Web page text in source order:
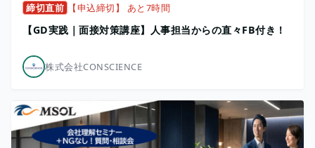
締切直前 【申込締切】 あと7時間
【GD実践｜面接対策講座】人事担当からの直々FB付き！
株式会社CONSCIENCE